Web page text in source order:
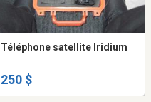
Téléphone satellite Iridium
250 $